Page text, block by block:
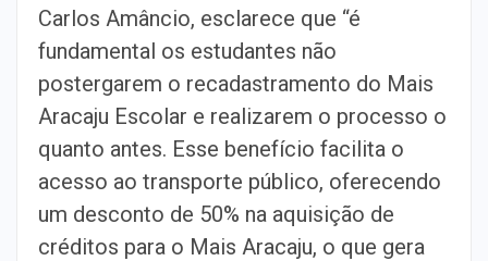
Carlos Amâncio, esclarece que “é
fundamental os estudantes não
postergarem o recadastramento do Mais
Aracaju Escolar e realizarem o processo o
quanto antes. Esse benefício facilita o
acesso ao transporte público, oferecendo
um desconto de 50% na aquisição de
créditos para o Mais Aracaju, o que gera